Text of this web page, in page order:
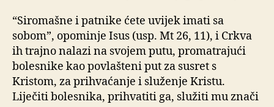
“Siromašne i patnike ćete uvijek imati sa
sobom”, opominje Isus (usp. Mt 26, 11), i Crkva
ih trajno nalazi na svojem putu, promatrajući
bolesnike kao povlašteni put za susret s
Kristom, za prihvaćanje i služenje Kristu.
Liječiti bolesnika, prihvatiti ga, služiti mu znači